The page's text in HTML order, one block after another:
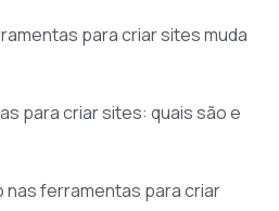
para criar sites muda
para criar sites: quais são e
nas ferramentas para criar